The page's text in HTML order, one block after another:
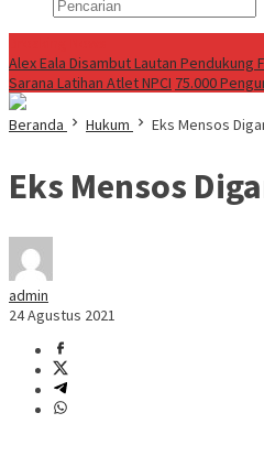
Alex Eala Disambut Lautan Pendukung
Sarana Latihan Atlet NPCI 75.000
Beranda Hukum Eks Mensos
Eks Mensos
admin
24 Agustus 2021